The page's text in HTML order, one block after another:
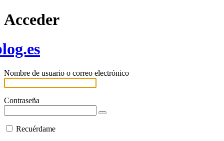
Acceder
Nombre de usuario o correo electrónico
Contraseña
Recuérdame